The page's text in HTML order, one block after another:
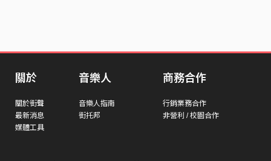
關於
關於街聲
最新消息
媒體工具
音樂人
音樂人指南
街托邦
商務合作
行銷業務合作
非營利 / 校園合作